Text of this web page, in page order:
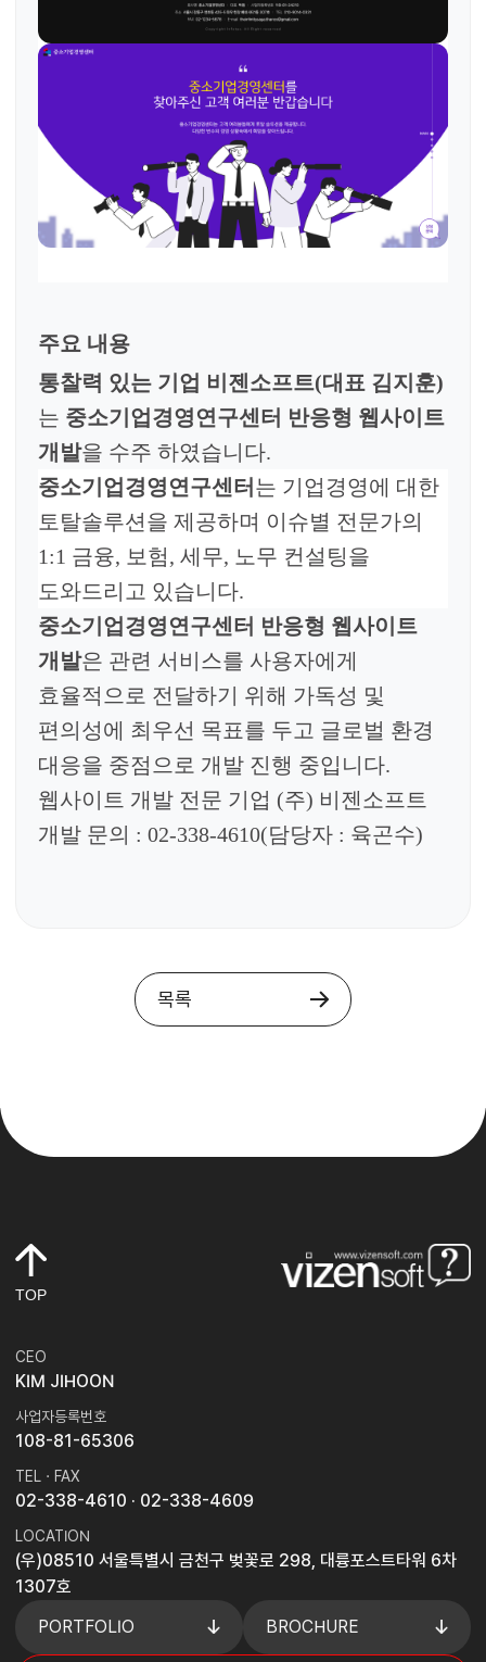
주요 내용
통찰력 있는 기업 비젠소프트(대표 김지훈)
는 중소기업경영연구센터 반응형 웹사이트
개발을 수주 하였습니다.
중소기업경영연구센터 는 기업경영에 대한
토탈솔루션을 제공하며 이슈별 전문가의
1:1 금융, 보험, 세무, 노무 컨설팅을
도와드리고 있습니다.
중소기업경영연구센터 반응형 웹사이트
개발은 관련 서비스를 사용자에게
효율적으로 전달하기 위해 가독성 및
편의성에 최우선 목표를 두고 글로벌 환경
대응을 중점으로 개발 진행 중입니다.
웹사이트 개발 전문 기업 (주) 비젠소프트
개발 문의 : 02-338-4610(담당자 : 육곤수)
목록
TOP
CEO
KIM JIHOON
사업자등록번호
108-81-65306
TEL · FAX
02-338-4610 · 02-338-4609
LOCATION
(우)08510 서울특별시 금천구 벚꽃로 298, 대륭포스트타워 6차
1307호
PORTFOLIO
BROCHURE